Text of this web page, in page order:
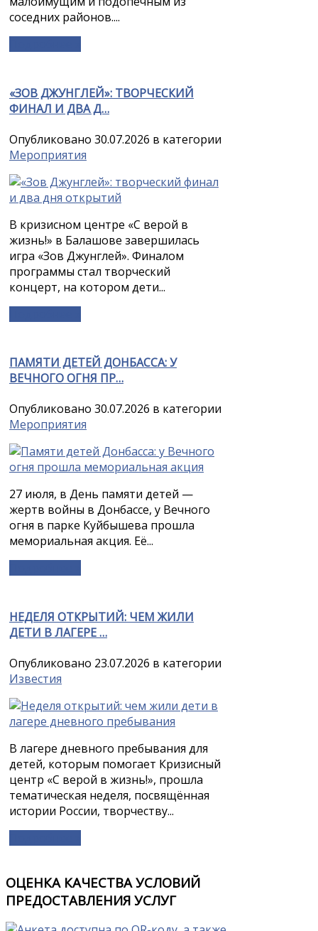
соседних районов....
«ЗОВ ДЖУНГЛЕЙ»: ТВОРЧЕСКИЙ
ФИНАЛ И ДВА Д…
Опубликовано 30.07.2026 в категории
Мероприятия
В кризисном центре «С верой в
жизнь!» в Балашове завершилась
игра «Зов Джунглей». Финалом
программы стал творческий
концерт, на котором дети...
ПАМЯТИ ДЕТЕЙ ДОНБАССА: У
ВЕЧНОГО ОГНЯ ПР…
Опубликовано 30.07.2026 в категории
Мероприятия
27 июля, в День памяти детей —
жертв войны в Донбассе, у Вечного
огня в парке Куйбышева прошла
мемориальная акция. Её...
НЕДЕЛЯ ОТКРЫТИЙ: ЧЕМ ЖИЛИ
ДЕТИ В ЛАГЕРЕ …
Опубликовано 23.07.2026 в категории
Известия
В лагере дневного пребывания для
детей, которым помогает Кризисный
центр «С верой в жизнь!», прошла
тематическая неделя, посвящённая
истории России, творчеству...
ОЦЕНКА КАЧЕСТВА УСЛОВИЙ
ПРЕДОСТАВЛЕНИЯ УСЛУГ